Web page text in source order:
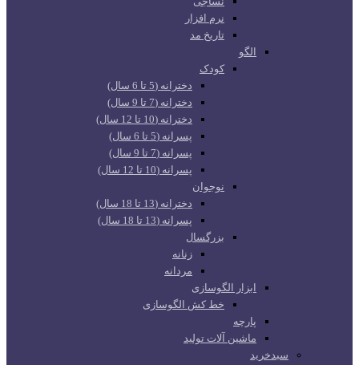
نرم افزار
تاریخ مد
الگو
کودک
دخترانه (5 تا 6 سال)
دخترانه (7 تا 9 سال)
دخترانه (10 تا 12 سال)
پسرانه (5 تا 6 سال)
پسرانه (7 تا 9 سال)
پسرانه (10 تا 12 سال)
نوجوان
دخترانه (13 تا 18 سال)
پسرانه (13 تا 18 سال)
بزرگسال
زنانه
مردانه
ابزار الگوسازی
خط کش الگوسازی
پارچه
ماشین آلات تولید
سبدخرید